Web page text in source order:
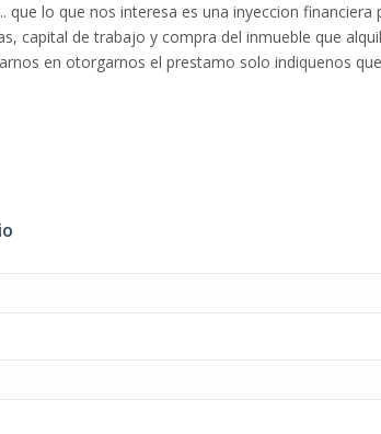
que lo que nos interesa es una inyeccion financiera
capital de trabajo y compra del inmueble que
en otorgarnos el prestamo solo indiquenos